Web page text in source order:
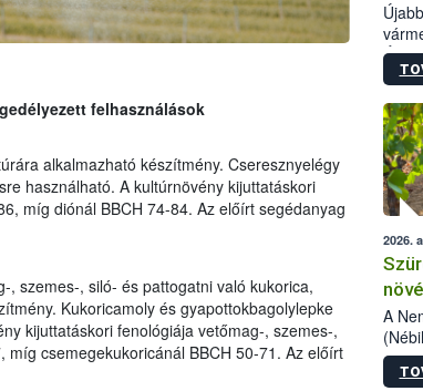
felhasználások
alkalmazható készítmény. Cseresznyelégy
használható. A kultúrnövény kijuttatáskori
míg diónál BBCH 74-84. Az előírt segédanyag
szemes-, siló- és pattogatni való kukorica,
Kukoricamoly és gyapottokbagolylepke
kijuttatáskori fenológiája vetőmag-, szemes-,
csemegekukoricánál BBCH 50-71. Az előírt
2026.
A